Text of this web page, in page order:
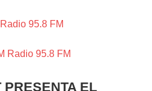
Vega Baja y Radio en el Medio
Vinalopó
EL